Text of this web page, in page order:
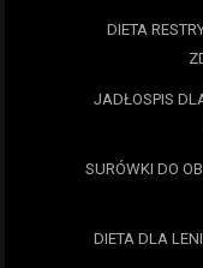
DIETA
JADŁOSPIS
SURÓWKI DO
DIETA DLA